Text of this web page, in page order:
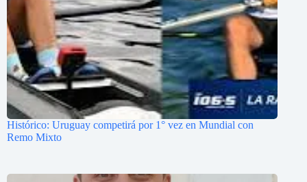
Histórico: Uruguay competirá por 1° vez en Mundial con
Remo Mixto